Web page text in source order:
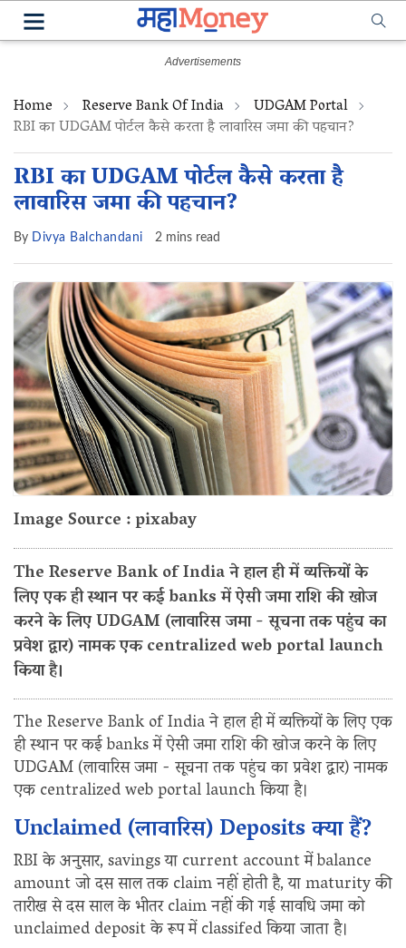
Home Reserve Bank Of India UDGAM Portal
RBI का UDGAM पोर्टल कैसे करता है लावारिस‌ जमा की पहचान?
RBI का UDGAM पोर्टल कैसे करता है
लावारिस‌ जमा की पहचान?
By Divya Balchandani 2 mins read
Image Source : pixabay
The Reserve Bank of India ने हाल ही में व्यक्तियों के
लिए एक ही स्थान पर कई banks में ऐसी जमा राशि की खोज
करने के लिए UDGAM (लावारिस जमा - सूचना तक पहुंच का
प्रवेश द्वार) नामक एक centralized web portal launch
किया है।
The Reserve Bank of India ने हाल ही में व्यक्तियों के लिए एक
ही स्थान पर कई banks में ऐसी जमा राशि की खोज करने के लिए
UDGAM (लावारिस जमा - सूचना तक पहुंच का प्रवेश द्वार) नामक
एक centralized web portal launch किया है।
Unclaimed (लावारिस‌) Deposits क्या हैं?
RBI के अनुसार, savings या current account में balance
amount जो दस साल तक claim नहीं होती है, या maturity की
तारीख से दस साल के भीतर claim नहीं की गई सावधि जमा को
unclaimed deposit के रूप में classifed किया जाता है।